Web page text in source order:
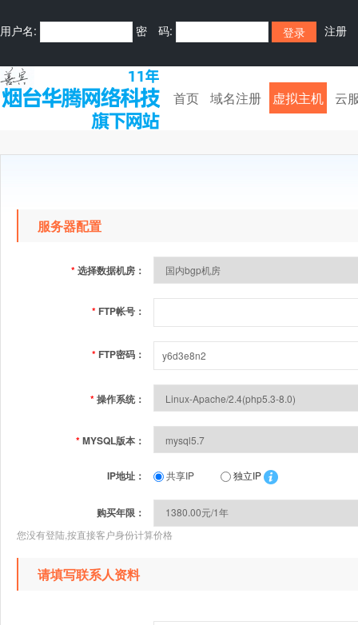
用户名: 密 码: 注册
首页 域名注册 虚拟主机 云
服务器配置
*选择数据机房：
* FTP帐号：
* FTP密码：
*操作系统：
*MYSQL版本：
IP地址： 共享IP 独立IP
购买年限：
您没有登陆,按直接客户身份计算价格
请填写联系人资料